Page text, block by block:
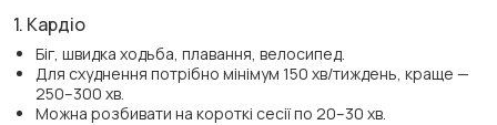
1. Кардіо
Біг, швидка ходьба, плавання, велосипед.
Для схуднення потрібно мінімум 150 хв/тиждень, краще —
250–300 хв.
Можна розбивати на короткі сесії по 20–30 хв.